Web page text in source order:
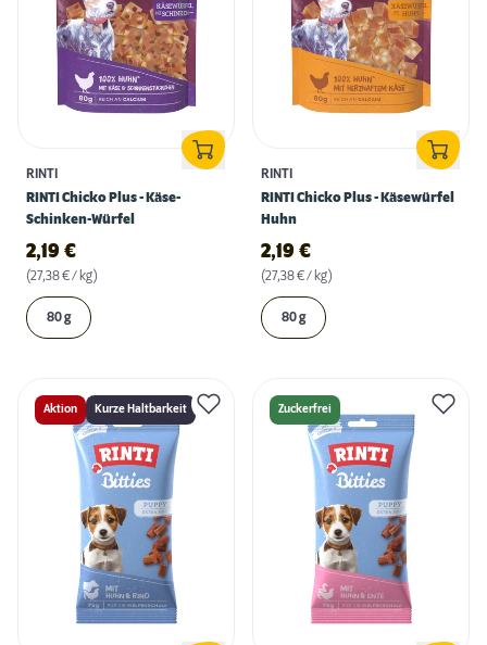
RINTI
RINTI Chicko Plus - Käse-
Schinken-Würfel
2,19 €
(27,38 € / kg)
80 g
RINTI
RINTI Chicko Plus - Käsewürfel
Huhn
2,19 €
(27,38 € / kg)
80 g
Aktion Kurze Haltbarkeit Zuckerfrei